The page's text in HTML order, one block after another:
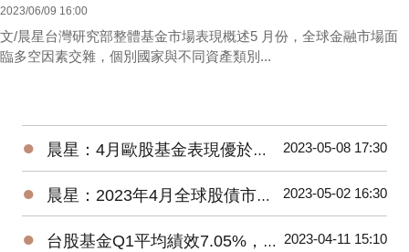
2023/06/09 16:00
文/晨星台灣研究部整體基金市場表現概述5 月份，全球金融市場面
臨多空因素交雜，個別國家與不同資產類別...
● 晨星：4月歐股基金表現優於美股、亞股，債券基金漲跌不一 2023-05-08 17:30
● 晨星：2023年4月全球股債市展望 2023-05-02 16:30
● 台股基金Q1平均績效7.05%，台灣中小型平均報酬率來到18.93% 2023-04-11 15:10